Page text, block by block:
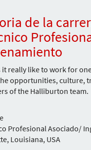
de la
it really like to work for
opportunities, culture,
of the Halliburton team.
Profesional Asociado/
Louisiana, USA